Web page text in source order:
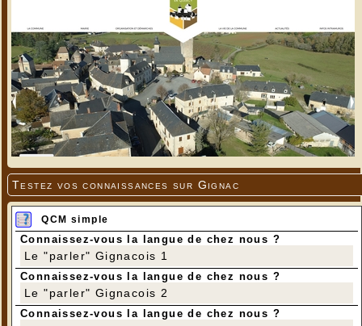
Testez vos connaissances sur Gignac
QCM simple
Connaissez-vous la langue de chez nous ?
Le "parler" Gignacois 1
Connaissez-vous la langue de chez nous ?
Le "parler" Gignacois 2
Connaissez-vous la langue de chez nous ?